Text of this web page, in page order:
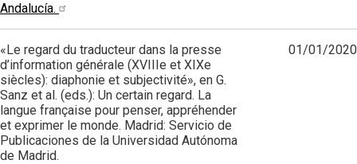
Andalucía.
«Le regard du traducteur dans la presse
d’information générale (XVIIIe et XIXe
siècles): diaphonie et subjectivité», en G.
Sanz et al. (eds.): Un certain regard. La
langue française pour penser, appréhender
et exprimer le monde. Madrid: Servicio de
Publicaciones de la Universidad Autónoma
de Madrid.
01/01/2020